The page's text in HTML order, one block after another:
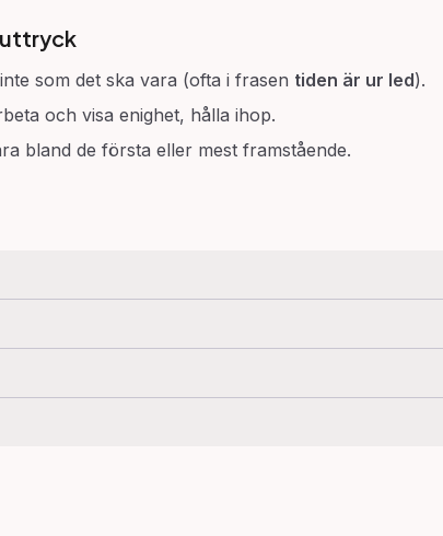
som det ska vara (ofta i frasen tiden är ur led).
och visa enighet, hålla ihop.
bland de första eller mest framstående.